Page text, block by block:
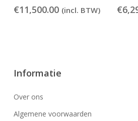
€11,500.00 (incl. BTW)
€
Informatie
Over ons
Algemene voorwaarden